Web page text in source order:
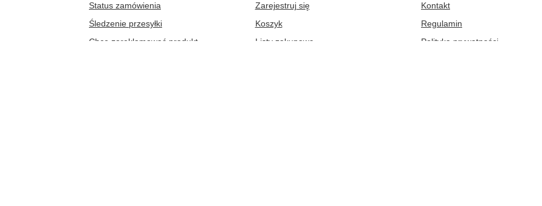
Status zamówienia
Śledzenie przesyłki
Chcę zareklamować produkt
Zarejestruj się
Koszyk
Listy zakupowe
Kontakt
Regulamin
Polityka prywatności